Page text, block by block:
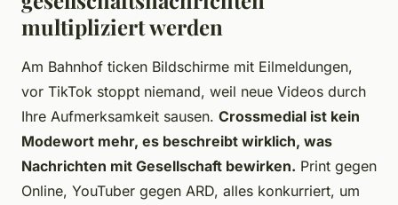
multipliziert werden
Am Bahnhof ticken Bildschirme mit Eilmeldungen,
vor TikTok stoppt niemand, weil neue Videos durch
Ihre Aufmerksamkeit sausen. Crossmedial ist kein
Modewort mehr, es beschreibt wirklich, was
Nachrichten mit Gesellschaft bewirken. Print gegen
Online, YouTuber gegen ARD, alles konkurriert, um